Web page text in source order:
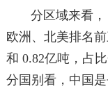
分区域来看，
欧洲、北美排名
和 0.82亿吨，占
分国别看，中国